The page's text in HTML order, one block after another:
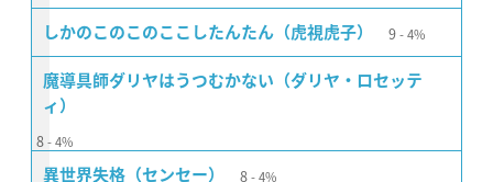
しかのこのこのここしたんたん（虎視虎子） 9 4%
魔導具師ダリヤはうつむかない（ダリヤ・ロセッテ
ィ）
8 4%
異世界失格（センセー） 8 4%